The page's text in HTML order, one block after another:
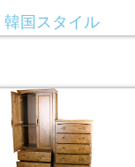
韓国スタイル